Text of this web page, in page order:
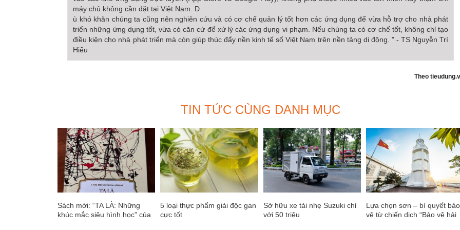
máy chủ không cần đặt tại Việt Nam. D
ù khó khăn chúng ta cũng nên nghiên cứu và có cơ chế quản lý tốt hơn các ứng dụng để vừa hỗ trợ cho nhà phát
triển những ứng dụng tốt, vừa có căn cứ để xử lý các ứng dụng vi phạm. Nếu chúng ta có cơ chế tốt, không chỉ tạo
điều kiện cho nhà phát triển mà còn giúp thúc đẩy nền kinh tế số Việt Nam trên nền tảng di động. " - TS Nguyễn Trí
Hiếu
Theo
TIN TỨC CÙNG DANH MỤC
Sách mới: “TA LÀ: Những
khúc mắc siêu hình học” của
5 loại thực phẩm giải độc gan
cực tốt
Sở hữu xe tải nhẹ Suzuki chỉ
với 50 triệu
Lựa chọn sơn – bí quyết bảo
vệ từ chiến dịch “Bảo vệ hải